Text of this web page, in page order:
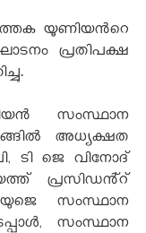
യൂണിയൻറെ
പ്രതിപക്ഷ
സംസ്ഥാന
അധ്യക്ഷത
ജെ വിനോദ്
പ്രസിഡൻ്റ്
സംസ്ഥാന
സംസ്ഥാന